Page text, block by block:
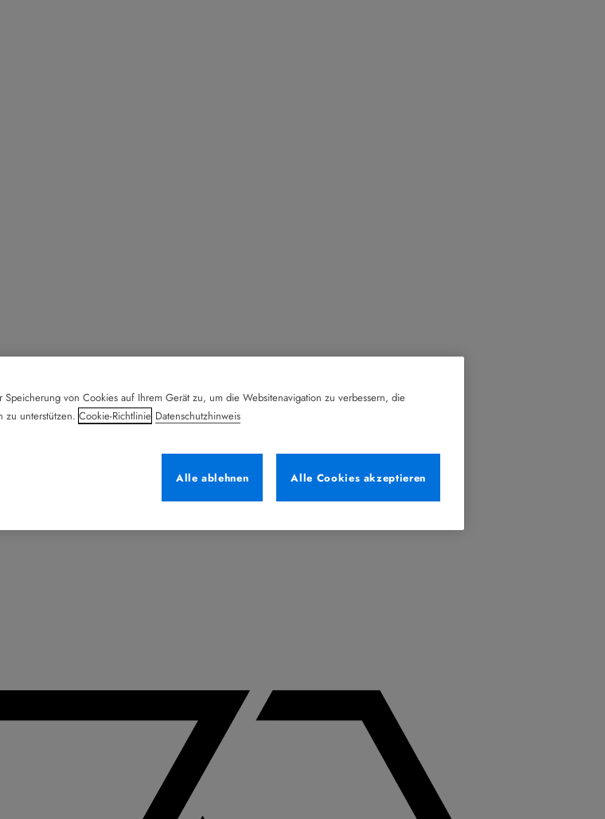
von Cookies auf Ihrem Gerät zu, um die Websitenavigation zu verbessern, die
zu unterstützen. Cookie-Richtlinie Datenschutzhinweis
Alle ablehnen
Alle Cookies akzeptieren